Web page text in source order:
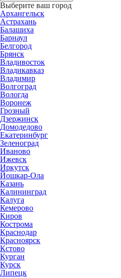
Выберите ваш город
Архангельск
Астрахань
Балашиха
Барнаул
Белгород
Брянск
Владивосток
Владикавказ
Владимир
Волгоград
Вологда
Воронеж
Грозный
Дзержинск
Домодедово
Екатеринбург
Зеленоград
Иваново
Ижевск
Иркутск
Йошкар-Ола
Казань
Калининград
Калуга
Кемерово
Киров
Кострома
Краснодар
Красноярск
Кстово
Курган
Курск
Липецк